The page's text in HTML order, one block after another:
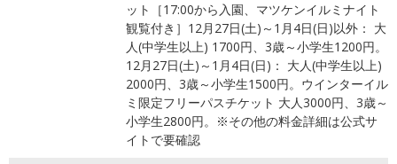
ット［17:00から入園、マツケンイルミナイト
観覧付き］12月27日(土)～1月4日(日)以外： 大
人(中学生以上) 1700円、3歳～小学生1200円。
12月27日(土)～1月4日(日)： 大人(中学生以上)
2000円、3歳～小学生1500円。ウインターイル
ミ限定フリーパスチケット 大人3000円、3歳～
小学生2800円。※その他の料金詳細は公式サ
イトで要確認